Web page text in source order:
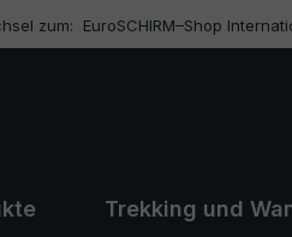
zum: EuroSCHIRM–Shop
Trekking und